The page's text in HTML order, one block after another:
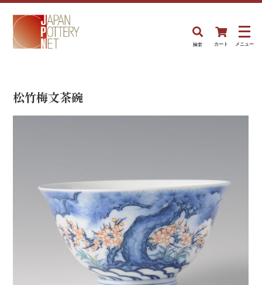
検索 カート メニュー
松竹梅文茶碗